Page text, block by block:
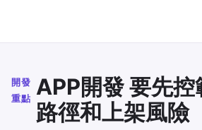
開發
重點 APP開發 要先控
路徑和上架風險